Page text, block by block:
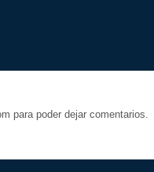
para poder dejar comentarios.